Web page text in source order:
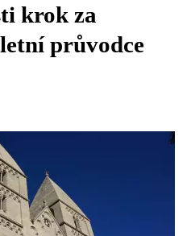
krok za
průvodce